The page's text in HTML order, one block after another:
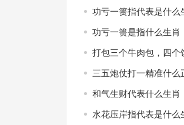
功亏一篑指代表是什
功亏一篑是指什么生肖
打包三个牛肉包，四
三五炮仗打一精准什
和气生财代表什么生肖
水花压岸指代表是什